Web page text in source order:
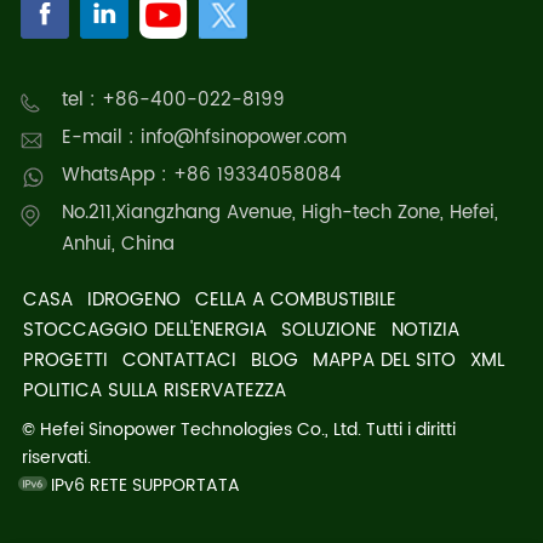
tel : +86-400-022-8199
E-mail : info@hfsinopower.com
WhatsApp : +86 19334058084
No.211,Xiangzhang Avenue, High-tech Zone, Hefei,
Anhui, China
CASA IDROGENO CELLA A COMBUSTIBILE
STOCCAGGIO DELL'ENERGIA SOLUZIONE NOTIZIA
PROGETTI CONTATTACI BLOG MAPPA DEL SITO XML
POLITICA SULLA RISERVATEZZA
© Hefei Sinopower Technologies Co., Ltd. Tutti i diritti
riservati.
IPv6 RETE SUPPORTATA